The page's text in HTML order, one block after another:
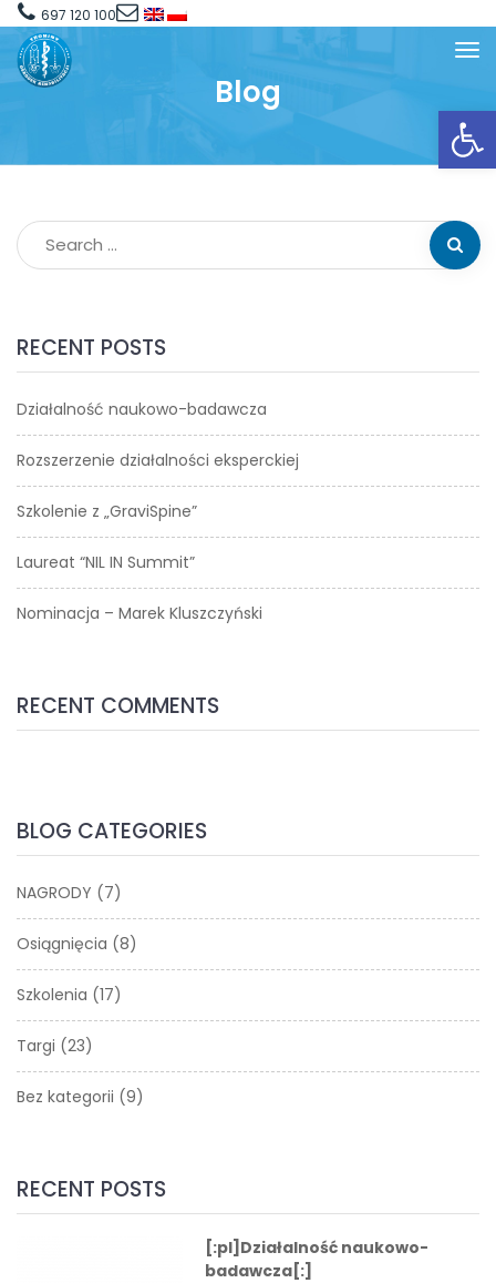
Open toolbar
697 120 100
Blog
RECENT POSTS
Działalność naukowo-badawcza
Rozszerzenie działalności eksperckiej
Szkolenie z „GraviSpine”
Laureat “NIL IN Summit”
Nominacja – Marek Kluszczyński
RECENT COMMENTS
BLOG CATEGORIES
NAGRODY (7)
Osiągnięcia (8)
Szkolenia (17)
Targi (23)
Bez kategorii (9)
RECENT POSTS
[:pl]Działalność naukowo-
badawcza[:]